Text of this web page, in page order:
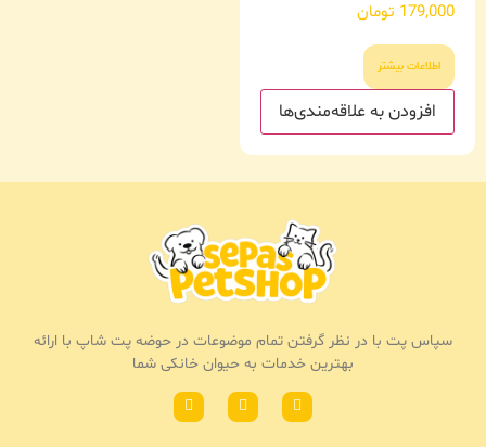
179,000 تومان
اطلاعات بیشتر
افزودن به علاقه‌مندی‌ها
سپاس پت با در نظر گرفتن تمام موضوعات در حوضه پت شاپ با ارائه
بهترین خدمات به حیوان خانکی شما